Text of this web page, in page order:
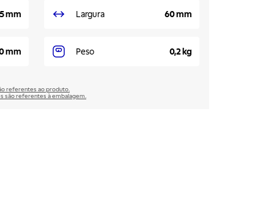
mm Largura 60 mm
mm Peso 0,2 kg
referentes ao produto.
são referentes à embalagem.